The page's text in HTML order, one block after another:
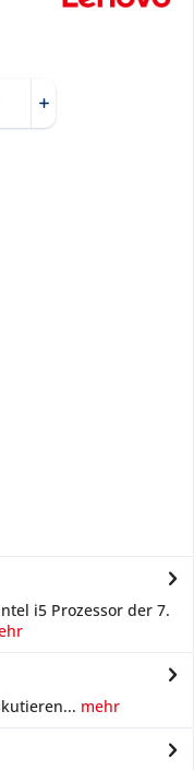
i5 Prozessor der 7.
mehr